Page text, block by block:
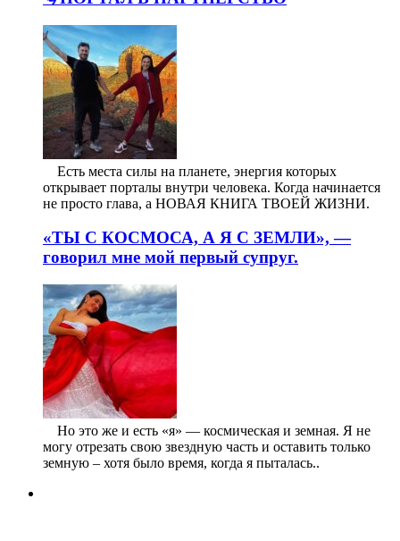
⠀ Есть места силы на планете, энергия которых
открывает порталы внутри человека. Когда начинается
не просто глава, а НОВАЯ КНИГА ТВОЕЙ ЖИЗНИ.
«ТЫ С КОСМОСА, А Я С ЗЕМЛИ», —
говорил мне мой первый супруг.
⠀ Но это же и есть «я» — космическая и земная. Я не
могу отрезать свою звездную часть и оставить только
земную – хотя было время, когда я пыталась..